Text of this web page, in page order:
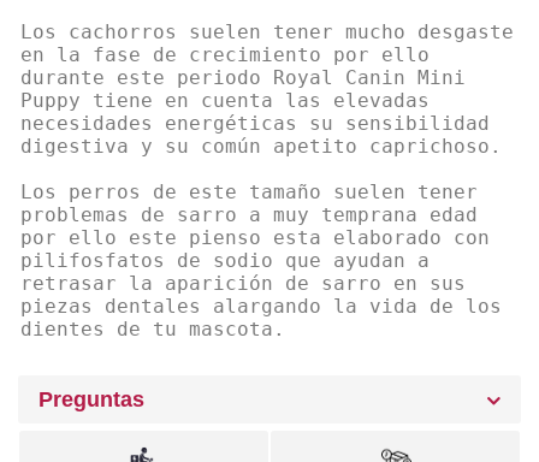
Los cachorros suelen tener mucho desgaste
en la fase de crecimiento por ello
durante este periodo Royal Canin Mini
Puppy tiene en cuenta las elevadas
necesidades energéticas su sensibilidad
digestiva y su común apetito caprichoso.
Los perros de este tamaño suelen tener
problemas de sarro a muy temprana edad
por ello este pienso esta elaborado con
pilifosfatos de sodio que ayudan a
retrasar la aparición de sarro en sus
piezas dentales alargando la vida de los
dientes de tu mascota.
Preguntas